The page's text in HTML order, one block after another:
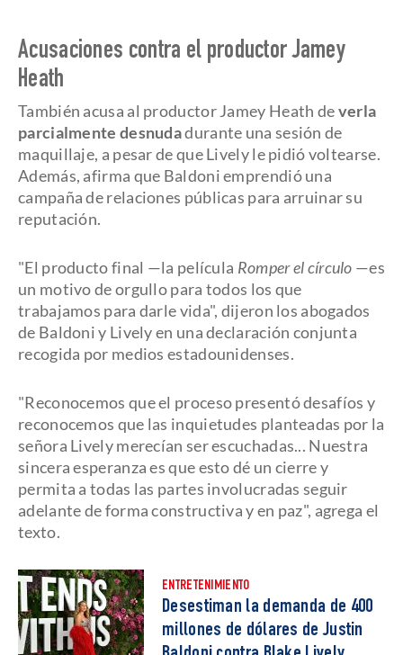
Acusaciones contra el productor Jamey
Heath
También acusa al productor Jamey Heath deverla
parcialmente desnudadurante una sesión de
maquillaje, a pesar de que Lively le pidió voltearse.
Además, afirma que Baldoni emprendió una
campaña de relaciones públicas para arruinar su
reputación.
"El producto final —la película Romper el círculo —es
un motivo de orgullo para todos los que
trabajamos para darle vida", dijeron los abogados
de Baldoni y Lively en una declaración conjunta
recogida por medios estadounidenses.
"Reconocemos que el proceso presentó desafíos y
reconocemos que las inquietudes planteadas por la
señora Lively merecían ser escuchadas... Nuestra
sincera esperanza es que esto dé un cierre y
permita a todas las partes involucradas seguir
adelante de forma constructiva y en paz", agrega el
texto.
ENTRETENIMIENTO
Desestiman la demanda de 400
millones de dólares de Justin